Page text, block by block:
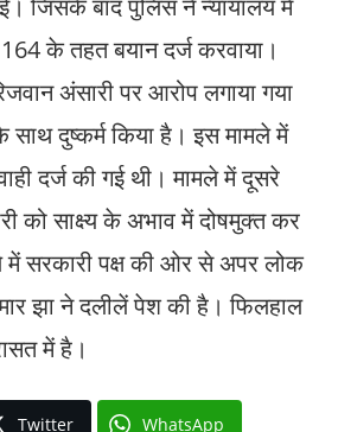
जिसके बाद पुलिस ने न्यायालय में
के तहत बयान दर्ज करवाया।
रिजवान अंसारी पर आरोप लगाया गया
साथ दुष्कर्म किया है। इस मामले में
दर्ज की गई थी। मामले में दूसरे
को साक्ष्य के अभाव में दोषमुक्त कर
में सरकारी पक्ष की ओर से अपर लोक
झा ने दलीलें पेश की है। फिलहाल
में है।
Twitter WhatsApp